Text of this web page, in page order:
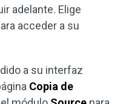
adelante. Elige
acceder a su
a su interfaz
Copia de